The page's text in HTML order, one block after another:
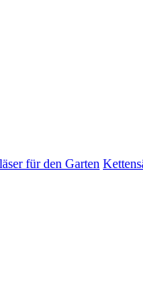
für den Garten